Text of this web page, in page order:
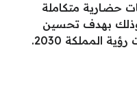
حضارية متكاملة
وذلك بهدف تحسين
المملكة 2030.